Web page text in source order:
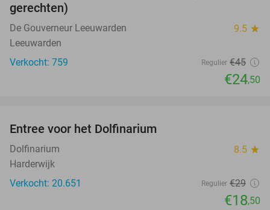
gerechten)
De Gouverneur Leeuwarden 9.5 star
Leeuwarden
Verkocht: 759
Regulier €45
€24,50
Entree voor het Dolfinarium
Dolfinarium 8.5 star
Harderwijk
Verkocht: 20.651
Regulier €29
€18,50